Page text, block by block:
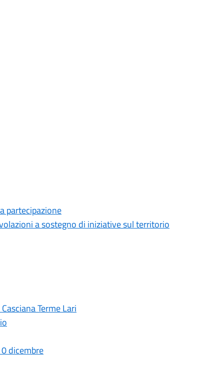
partecipazione
a sostegno di iniziative sul territorio
Terme Lari
dicembre